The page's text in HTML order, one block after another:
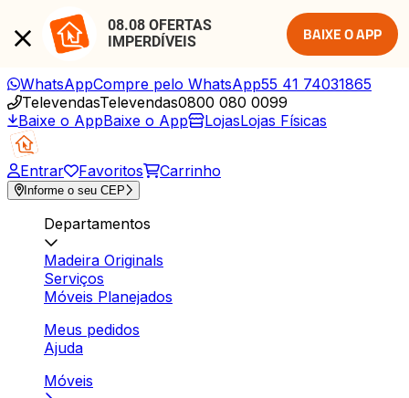
08.08 OFERTAS
IMPERDÍVEIS
BAIXE O APP
WhatsAppCompre pelo WhatsApp55 41 74031865
TelevendasTelevendas0800 080 0099
Baixe o AppBaixe o App LojasLojas Físicas
Entrar Favoritos Carrinho
Informe o seu CEP
Departamentos
Madeira Originals
Serviços
Móveis Planejados
Meus pedidos
Ajuda
Móveis